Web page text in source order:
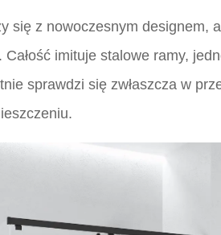
się z nowoczesnym designem,
Całość imituje stalowe ramy,
sprawdzi się zwłaszcza w